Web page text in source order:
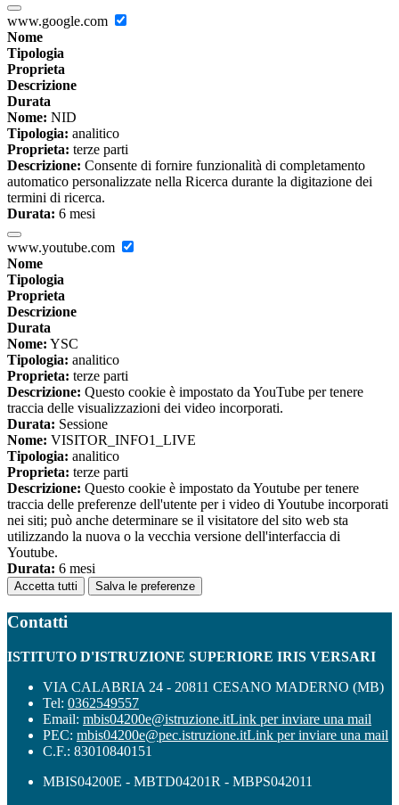
www.google.com
Nome
Tipologia
Proprieta
Descrizione
Durata
Nome: NID
Tipologia: analitico
Proprieta: terze parti
Descrizione: Consente di fornire funzionalità di completamento
automatico personalizzate nella Ricerca durante la digitazione dei
termini di ricerca.
Durata: 6 mesi
www.youtube.com
Nome
Tipologia
Proprieta
Descrizione
Durata
Nome: YSC
Tipologia: analitico
Proprieta: terze parti
Descrizione: Questo cookie è impostato da YouTube per tenere
traccia delle visualizzazioni dei video incorporati.
Durata: Sessione
Nome: VISITOR_INFO1_LIVE
Tipologia: analitico
Proprieta: terze parti
Descrizione: Questo cookie è impostato da Youtube per tenere
traccia delle preferenze dell'utente per i video di Youtube incorporati
nei siti; può anche determinare se il visitatore del sito web sta
utilizzando la nuova o la vecchia versione dell'interfaccia di
Youtube.
Durata: 6 mesi
Accetta tutti Salva le preferenze
Contatti
ISTITUTO D'ISTRUZIONE SUPERIORE IRIS VERSARI
VIA CALABRIA 24 - 20811 CESANO MADERNO (MB)
Tel: 0362549557
Email: mbis04200e@istruzione.itLink per inviare una mail
PEC: mbis04200e@pec.istruzione.itLink per inviare una mail
C.F.: 83010840151
MBIS04200E - MBTD04201R - MBPS042011